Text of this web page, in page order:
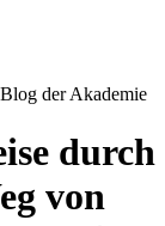
durch
von